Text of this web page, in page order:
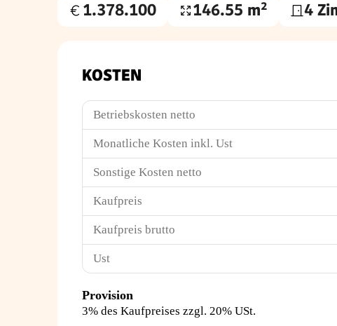
Kaufpreis
1.378.100
Wohnfläche
146.55 m² 4
KOSTEN
Betriebskosten netto
Monatliche Kosten inkl. Ust
Sonstige Kosten netto
Kaufpreis
Kaufpreis brutto
Ust
Provision
3% des Kaufpreises zzgl. 20% USt.